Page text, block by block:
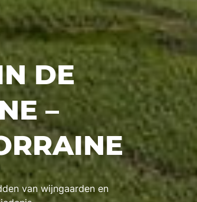
DE
–
van wijngaarden en